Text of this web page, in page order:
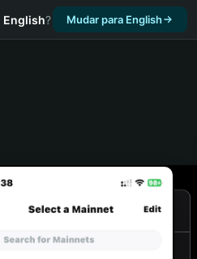
English? Mudar para English